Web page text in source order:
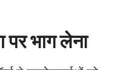
पर भाग लेना